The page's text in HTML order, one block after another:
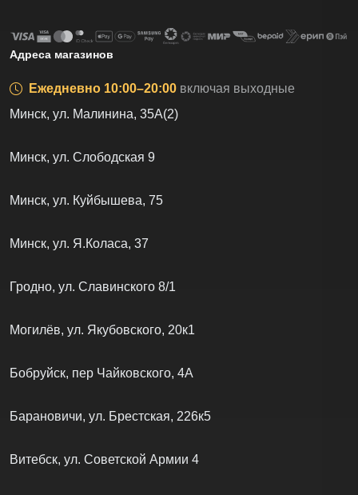
Адреса магазинов
Ежедневно 10:00–20:00 включая выходные
Минск, ул. Малинина, 35А(2)
Минск, ул. Слободская 9
Минск, ул. Куйбышева, 75
Минск, ул. Я.Коласа, 37
Гродно, ул. Славинского 8/1
Могилёв, ул. Якубовского, 20к1
Бобруйск, пер Чайковского, 4А
Барановичи, ул. Брестская, 226к5
Витебск, ул. Советской Армии 4